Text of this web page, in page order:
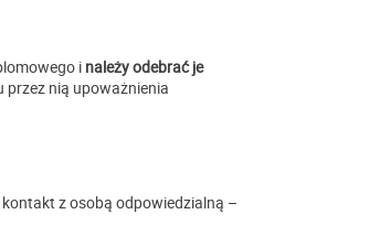
i należy odebrać je
przez nią upoważnienia
z osobą odpowiedzialną –